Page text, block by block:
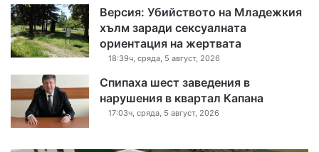
Версия: Убийството на Младежкия
хълм заради сексуалната
ориентация на жертвата
18:39ч, сряда, 5 август, 2026
Спипаха шест заведения в
нарушения в квартал Капана
17:03ч, сряда, 5 август, 2026